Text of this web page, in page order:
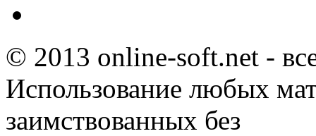
© 2013 online-soft.net -
Использование любых
заимствованных без